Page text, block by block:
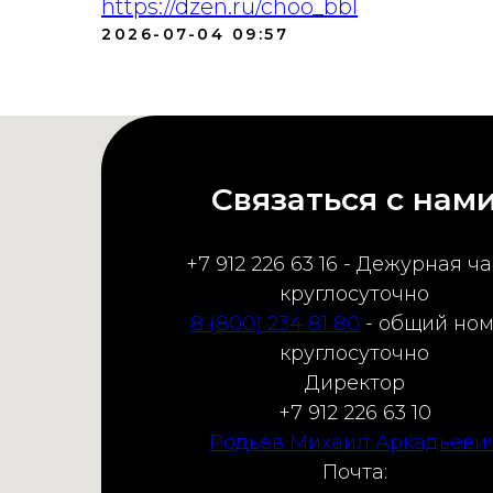
https://dzen.ru/choo_bbl
2026-07-04 09:57
Связаться с
+7 912 226 63 16 - Дежурная
круглосуточно
8 (800) 234 81 80 - общий
круглосуточно
Директор
+7 912 226 63 10
Родьев Михаил
Почта: